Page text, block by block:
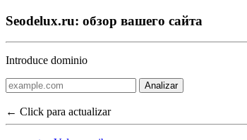
Seodelux.ru: обзор вашего сайта
Introduce dominio
Analizar
← Click para actualizar